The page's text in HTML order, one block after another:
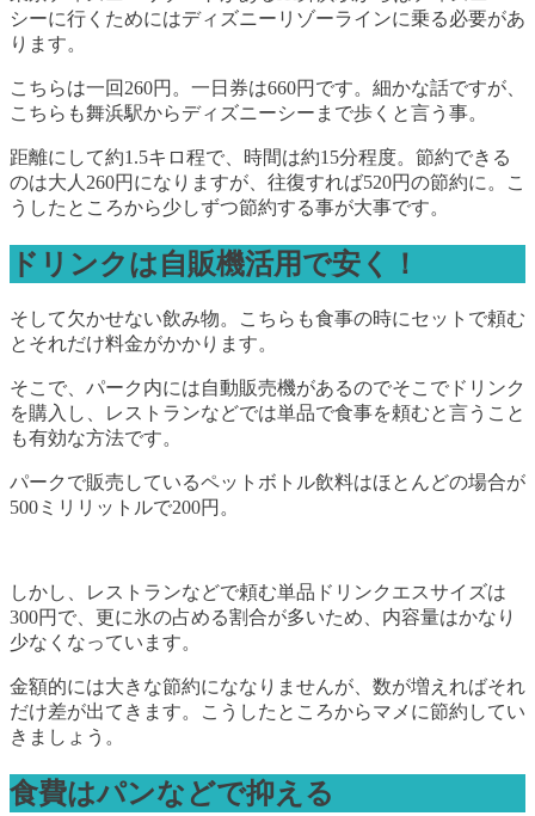
シーに行くためにはディズニーリゾーラインに乗る必要があ
ります。
こちらは一回260円。一日券は660円です。細かな話ですが、
こちらも舞浜駅からディズニーシーまで歩くと言う事。
距離にして約1.5キロ程で、時間は約15分程度。節約できる
のは大人260円になりますが、往復すれば520円の節約に。こ
うしたところから少しずつ節約する事が大事です。
ドリンクは自販機活用で安く！
そして欠かせない飲み物。こちらも食事の時にセットで頼む
とそれだけ料金がかかります。
そこで、パーク内には自動販売機があるのでそこでドリンク
を購入し、レストランなどでは単品で食事を頼むと言うこと
も有効な方法です。
パークで販売しているペットボトル飲料はほとんどの場合が
500ミリリットルで200円。
しかし、レストランなどで頼む単品ドリンクエスサイズは
300円で、更に氷の占める割合が多いため、内容量はかなり
少なくなっています。
金額的には大きな節約にななりませんが、数が増えればそれ
だけ差が出てきます。こうしたところからマメに節約してい
きましょう。
食費はパンなどで抑える